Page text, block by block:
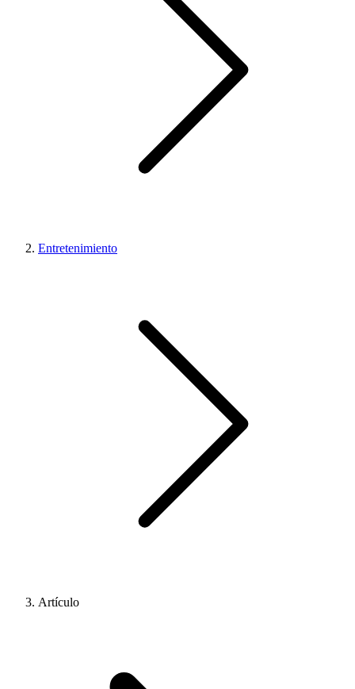
Entretenimiento
Artículo